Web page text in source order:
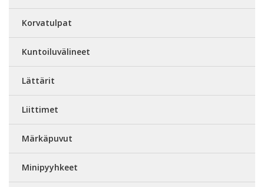
Korvatulpat
Kuntoiluvälineet
Lättärit
Liittimet
Märkäpuvut
Minipyyhkeet